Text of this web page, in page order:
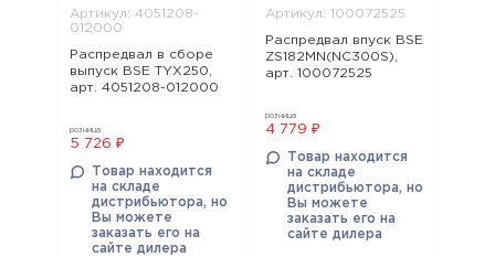
Артикул: 4051208-
012000
Распредвал в сборе
выпуск BSE TYX250,
арт. 4051208-012000
розница
5 726 ₽
Товар находится
на складе
дистрибьютора, но
Вы можете
заказать его на
сайте дилера
Артикул: 100072525
Распредвал впуск BSE
ZS182MN(NC300S),
арт. 100072525
розница
4 779 ₽
Товар находится
на складе
дистрибьютора, но
Вы можете
заказать его на
сайте дилера